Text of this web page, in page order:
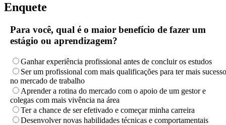
Enquete
Para você, qual é o maior benefício de fazer um
estágio ou aprendizagem?
Ganhar experiência profissional antes de concluir os estudos
Ser um profissional com mais qualificações para ter mais sucesso
no mercado de trabalho
Aprender a rotina do mercado com o apoio de um gestor e
colegas com mais vivência na área
Ter a chance de ser efetivado e começar minha carreira
Desenvolver novas habilidades técnicas e comportamentais